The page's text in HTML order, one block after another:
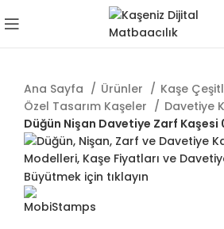
Ana Sayfa Ürünler
Kaşe
Özel Tasarım Kaşeler
Davetiye
Düğün Nişan Davetiye Zarf Kaşesi
Büyütmek için tıklayın